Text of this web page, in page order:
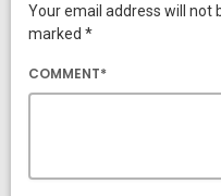
Your email address will not
marked *
COMMENT*